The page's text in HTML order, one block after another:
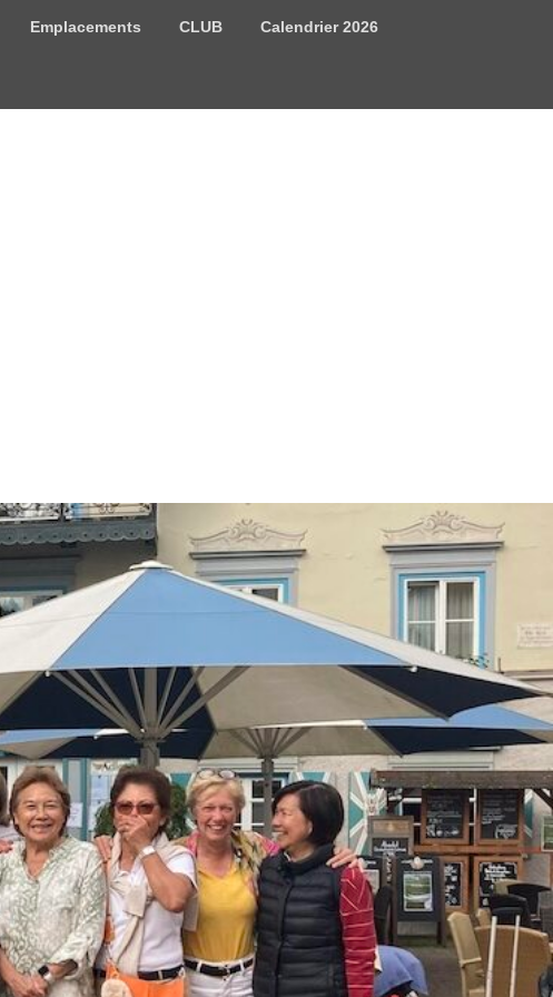
Emplacements CLUB Calendrier 2026